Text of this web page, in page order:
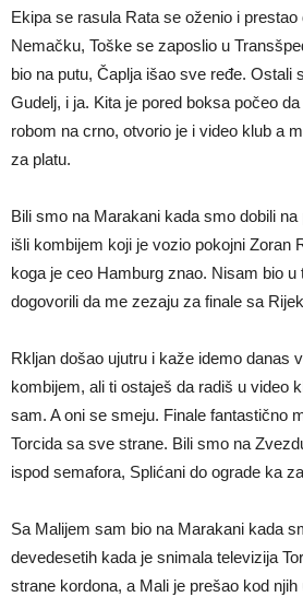
Ekipa se rasula Rata se oženio i
Nemačku, Toške se zaposlio u
bio na putu, Čaplja išao sve ređe. Ostali
Gudelj, i ja. Kita je pored boksa počeo
robom na crno, otvorio je i video klub a
za platu.
Bili smo na Marakani kada smo dobili
išli kombijem koji je vozio pokojni Zoran
koga je ceo Hamburg znao. Nisam bio
dogovorili da me zezaju za finale sa
Rkljan došao ujutru i kaže idemo danas
kombijem, ali ti ostaješ da radiš u video
sam. A oni se smeju. Finale fantastično
Torcida sa sve strane. Bili smo na
ispod semafora, Splićani do ograde ka
Sa Malijem sam bio na Marakani kada
devedesetih kada je snimala televizija
strane kordona, a Mali je prešao kod